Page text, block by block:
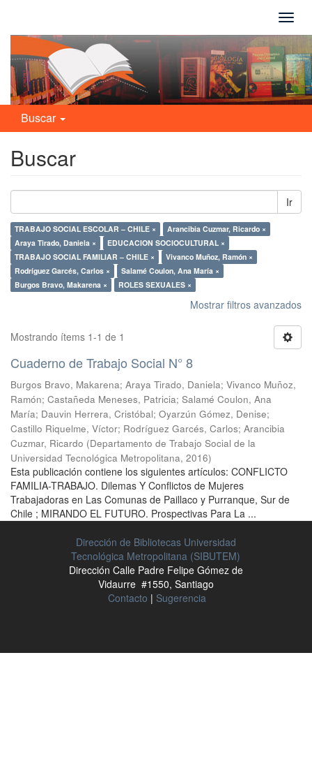
Buscar
Buscar
Ir
TRABAJO SOCIAL ESCOLAR – CHILE ×
Arancibia Cuzmar, Ricardo ×
Araya Tirado, Daniela ×
EDUCACION SOCIOCULTURAL ×
TRABAJO SOCIAL FAMILIAR – CHILE ×
Vivanco Muñoz, Ramón ×
Rodríguez Garcés, Carlos ×
Salamé Coulon, Ana María ×
Burgos Bravo, Makarena ×
ROLES SEXUALES ×
Mostrar filtros avanzados
Mostrando ítems 1-1 de 1
Cuaderno de Trabajo Social N° 8
Burgos Bravo, Makarena; Araya Tirado, Daniela; Vivanco Muñoz,
Ramón; Castañeda Meneses, Patricia; Salamé Coulon, Ana
María; Dauvin Herrera, Cristóbal; Oyarzún Gómez, Denise;
Castillo Riquelme, Víctor; Rodríguez Garcés, Carlos; Arancibia
Cuzmar, Ricardo (Departamento de Trabajo Social de la
Universidad Tecnológica Metropolitana, 2016)
Esta publicación contiene los siguientes artículos: CONFLICTO
FAMILIA-TRABAJO. Dilemas Y Conflictos de Mujeres
Trabajadoras en Las Comunas de Paillaco y Purranque, Sur de
Chile ; MIRANDO EL FUTURO. Prospectivas Para La ...
Dirección de Bibliotecas Universidad
Tecnológica Metropolitana (SIBUTEM)
Dirección Calle Padre Felipe Gómez de
Vidaurre #1550, Santiago
Contacto | Sugerencia